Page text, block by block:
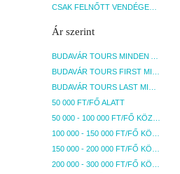
Ár szerint
50 000 FT/FŐ ALATT